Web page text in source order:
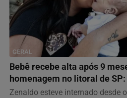
GERAL
Bebê recebe alta após 9
homenagem no litoral de
Zenaldo esteve internado desde